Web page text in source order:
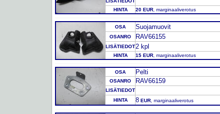
HINTA
20 EUR , marginaaliverotus
OSA Suojamuovit
OSANRO RAV66155
LISÄTIEDOT2 kpl
HINTA 15 EUR , marginaaliverotus
OSA Pelti
OSANRO RAV66159
LISÄTIEDOT
HINTA
8 EUR , marginaaliverotus